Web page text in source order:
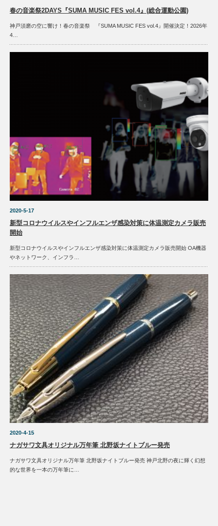
春の音楽祭2DAYS『SUMA MUSIC FES vol.4』(総合運動公園)
神戸須磨の空に響け！春の音楽祭 『SUMA MUSIC FES vol.4』開催決定！2026年
4…
2020-5-17
新型コロナウイルスやインフルエンザ感染対策に体温測定カメラ販売
開始
新型コロナウイルスやインフルエンザ感染対策に体温測定カメラ販売開始 OA機器
やネットワーク、インフラ…
2020-4-15
ナガサワ文具オリジナル万年筆 北野坂ナイトブルー発売
ナガサワ文具オリジナル万年筆 北野坂ナイトブルー発売 神戸北野の夜に輝く幻想
的な世界を一本の万年筆に…